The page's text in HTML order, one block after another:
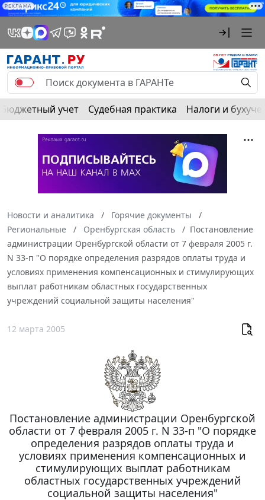
РЕКЛАМА
Бюджетный учет Судебная практика Налоги и
Новости и аналитика
Горячие документы
Региональные
Оренбургская область
Постановление
администрации Оренбургской области от 7 февраля 2005 г.
N 33-п "О порядке определения разрядов оплаты труда и
условиях применения компенсационных и стимулирующих
выплат работникам областных государственных
учреждений социальной защиты населения"
12 марта 2005
Постановление администрации Оренбургской
области от 7 февраля 2005 г. N 33-п "О порядке
определения разрядов оплаты труда и
условиях применения компенсационных и
стимулирующих выплат работникам
областных государственных учреждений
социальной защиты населения"